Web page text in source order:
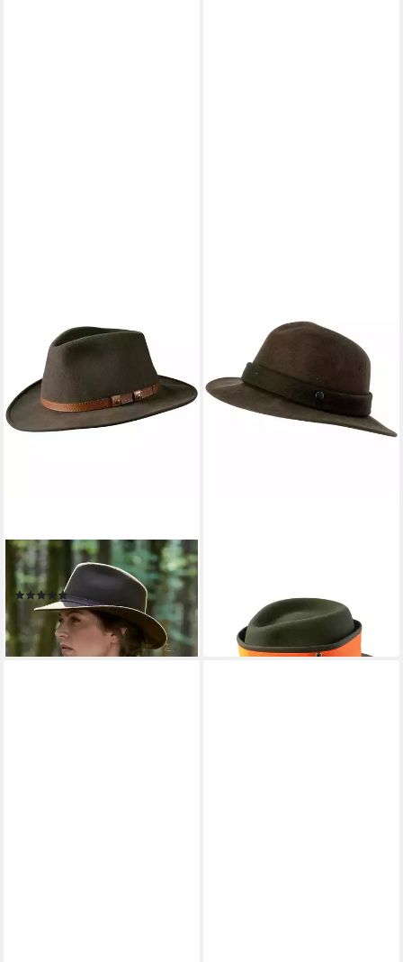
PARFORCE TRADITION
Filzhut Wollhut
(5)
69,99 €
lieferbar - in 2-3 Werktagen bei dir
Signalband
79,99 €
lieferbar - in 2-3 Werktagen bei dir